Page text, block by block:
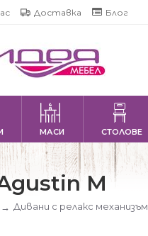
Доставка Блог
МАСИ СТОЛОВЕ
Дивани с релакс механизъм
M